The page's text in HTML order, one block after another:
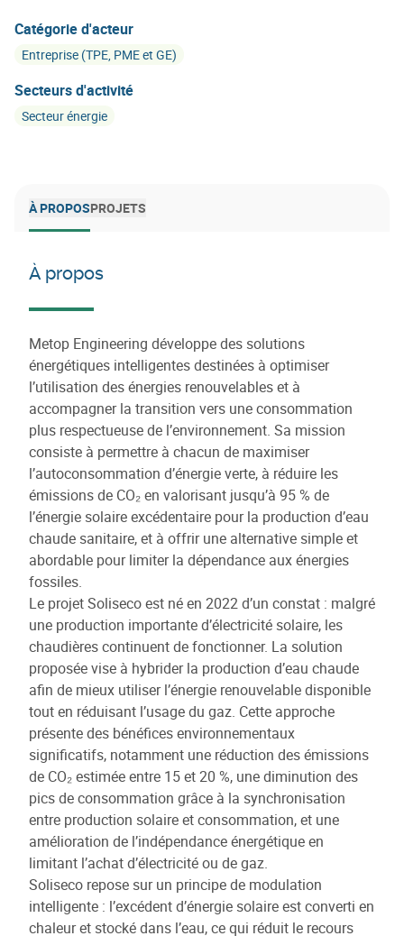
Catégorie d'acteur
Entreprise (TPE, PME et GE)
Secteurs d'activité
Secteur énergie
À PROPOSPROJETS
À propos
Metop Engineering développe des solutions
énergétiques intelligentes destinées à optimiser
l’utilisation des énergies renouvelables et à
accompagner la transition vers une consommation
plus respectueuse de l’environnement. Sa mission
consiste à permettre à chacun de maximiser
l’autoconsommation d’énergie verte, à réduire les
émissions de CO₂ en valorisant jusqu’à 95 % de
l’énergie solaire excédentaire pour la production d’eau
chaude sanitaire, et à offrir une alternative simple et
abordable pour limiter la dépendance aux énergies
fossiles.
Le projet Soliseco est né en 2022 d’un constat : malgré
une production importante d’électricité solaire, les
chaudières continuent de fonctionner. La solution
proposée vise à hybrider la production d’eau chaude
afin de mieux utiliser l’énergie renouvelable disponible
tout en réduisant l’usage du gaz. Cette approche
présente des bénéfices environnementaux
significatifs, notamment une réduction des émissions
de CO₂ estimée entre 15 et 20 %, une diminution des
pics de consommation grâce à la synchronisation
entre production solaire et consommation, et une
amélioration de l’indépendance énergétique en
limitant l’achat d’électricité ou de gaz.
Soliseco repose sur un principe de modulation
intelligente : l’excédent d’énergie solaire est converti en
chaleur et stocké dans l’eau, ce qui réduit le recours